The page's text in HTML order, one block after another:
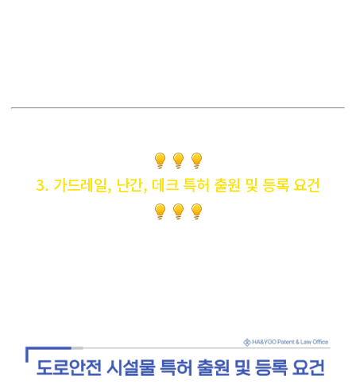
3. 가드레일, 난간, 데크 특허 출원 및 등록 요건